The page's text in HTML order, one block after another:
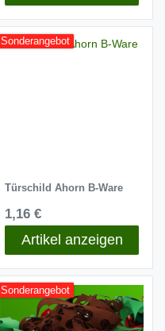
Sonderangebot
Türschild Ahorn B-Ware
1,16 €
Artikel anzeigen
Sonderangebot